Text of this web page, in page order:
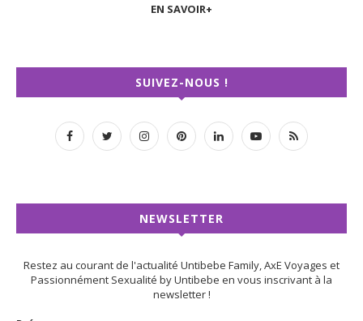
EN SAVOIR+
SUIVEZ-NOUS !
NEWSLETTER
Restez au courant de l'actualité Untibebe Family, AxE Voyages et
Passionnément Sexualité by Untibebe en vous inscrivant à la
newsletter !